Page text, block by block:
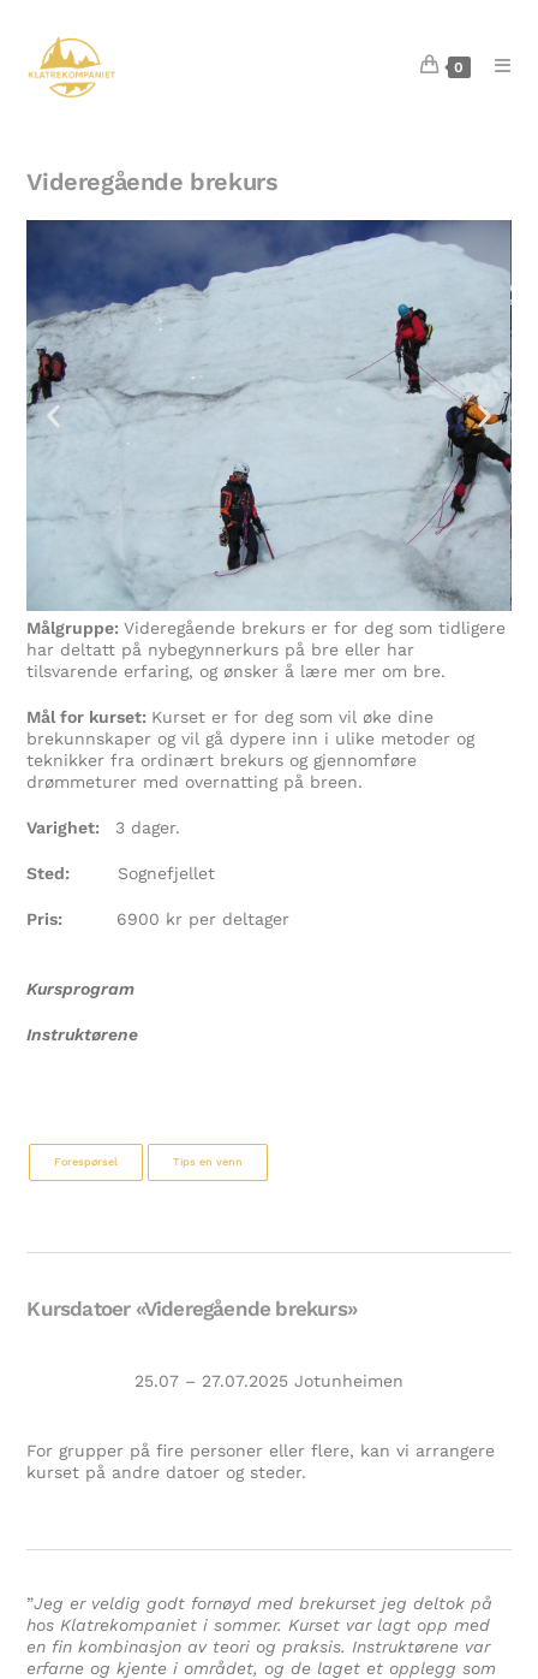
0
Videregående brekurs
Målgruppe:Videregående brekurs er for deg som tidligere
har deltatt på nybegynnerkurs på bre eller har
tilsvarende erfaring, og ønsker å lære mer om bre.
Mål for kurset: Kurset er for deg som vil øke dine
brekunnskaper og vil gå dypere inn i ulike metoder og
teknikker fra ordinært brekurs og gjennomføre
drømmeturer med overnatting på breen.
Varighet: 3 dager.
Sted: Sognefjellet
Pris: 6900 kr per deltager
Kursprogram
Instruktørene
Forespørsel Tips en venn
Kursdatoer «Videregående brekurs»
25.07 – 27.07.2025 Jotunheimen
For grupper på fire personer eller flere, kan vi arrangere
kurset på andre datoer og steder.
”Jeg er veldig godt fornøyd med brekurset jeg deltok på
hos Klatrekompaniet i sommer. Kurset var lagt opp med
en fin kombinasjon av teori og praksis. Instruktørene var
erfarne og kjente i området, og de laget et opplegg som